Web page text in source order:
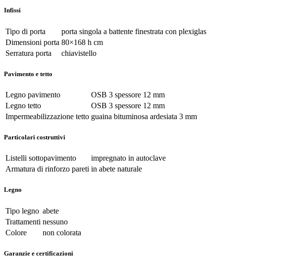
Infissi
Tipo di porta
porta singola a battente finestrata con plexiglas
Dimensioni porta 80×168 h cm
Serratura porta
chiavistello
Pavimento e tetto
Legno pavimento
OSB 3 spessore 12 mm
Legno tetto
OSB 3 spessore 12 mm
Impermeabilizzazione tetto guaina bituminosa ardesiata 3 mm
Particolari costruttivi
Listelli sottopavimento
impregnato in autoclave
Armatura di rinforzo pareti in abete naturale
Legno
Tipo legno abete
Trattamenti nessuno
Colore
non colorata
Garanzie e certificazioni